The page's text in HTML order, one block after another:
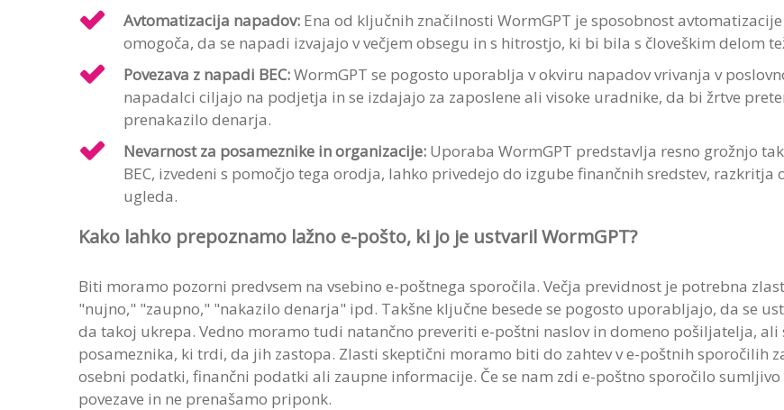
Avtomatizacija napadov: Ena od ključnih značilnosti WormGPT je sposobnost
omogoča, da se napadi izvajajo v večjem obsegu in s hitrostjo, ki bi bila s človeškim delom
Povezava z napadi BEC:WormGPT se pogosto uporablja v okviru napadov vrivanja v
napadalci ciljajo na podjetja in se izdajajo za zaposlene ali visoke uradnike, da bi žrtve
prenakazilo denarja.
Nevarnost za posameznike in organizacije: Uporaba WormGPT predstavlja resno grožnjo
BEC, izvedeni s pomočjo tega orodja, lahko privedejo do izgube finančnih sredstev,
ugleda.
Kako lahko prepoznamo lažno e-pošto, ki jo je ustvaril WormGPT?
Biti moramo pozorni predvsem na vsebino e-poštnega sporočila. Večja previdnost je potrebna
"nujno," "zaupno," "nakazilo denarja" ipd. Takšne ključne besede se pogosto uporabljajo, da se
da takoj ukrepa. Vedno moramo tudi natančno preveriti e-poštni naslov in domeno pošiljatelja,
posameznika, ki trdi, da jih zastopa. Zlasti skeptični moramo biti do zahtev v e-poštnih sporočilih
osebni podatki, finančni podatki ali zaupne informacije. Če se nam zdi e-poštno sporočilo
povezave in ne prenašamo priponk.